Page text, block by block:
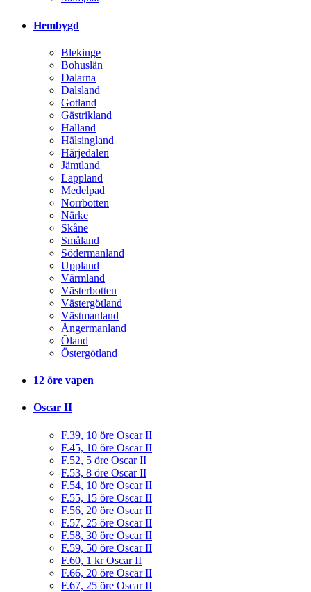
Hembygd
Blekinge
Bohuslän
Dalarna
Dalsland
Gotland
Gästrikland
Halland
Hälsingland
Härjedalen
Jämtland
Lappland
Medelpad
Norrbotten
Närke
Skåne
Småland
Södermanland
Uppland
Värmland
Västerbotten
Västergötland
Västmanland
Ångermanland
Öland
Östergötland
12 öre vapen
Oscar II
F.39, 10 öre Oscar II
F.45, 10 öre Oscar II
F.52, 5 öre Oscar II
F.53, 8 öre Oscar II
F.54, 10 öre Oscar II
F.55, 15 öre Oscar II
F.56, 20 öre Oscar II
F.57, 25 öre Oscar II
F.58, 30 öre Oscar II
F.59, 50 öre Oscar II
F.60, 1 kr Oscar II
F.66, 20 öre Oscar II
F.67, 25 öre Oscar II